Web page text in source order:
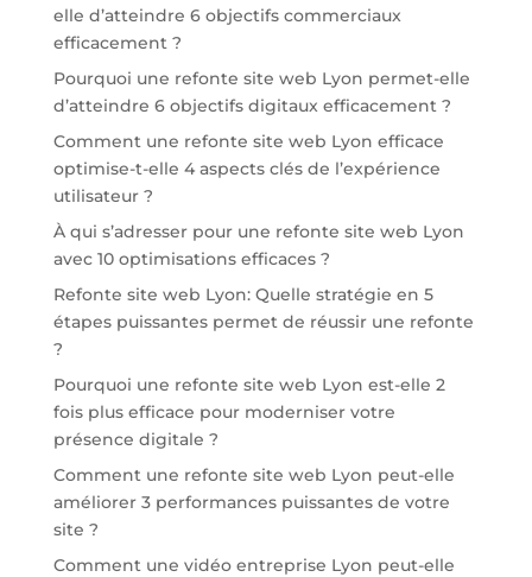
elle d’atteindre 6 objectifs commerciaux
efficacement ?
Pourquoi une refonte site web Lyon permet-elle
d’atteindre 6 objectifs digitaux efficacement ?
Comment une refonte site web Lyon efficace
optimise-t-elle 4 aspects clés de l’expérience
utilisateur ?
À qui s’adresser pour une refonte site web Lyon
avec 10 optimisations efficaces ?
Refonte site web Lyon: Quelle stratégie en 5
étapes puissantes permet de réussir une refonte
?
Pourquoi une refonte site web Lyon est-elle 2
fois plus efficace pour moderniser votre
présence digitale ?
Comment une refonte site web Lyon peut-elle
améliorer 3 performances puissantes de votre
site ?
Comment une vidéo entreprise Lyon peut-elle